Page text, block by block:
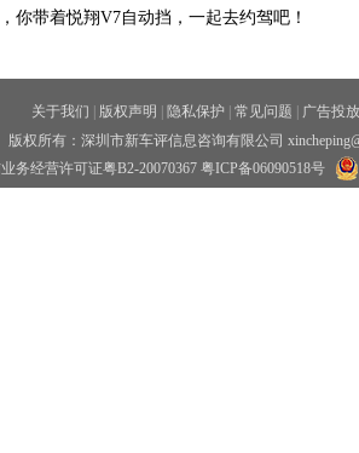
关于我们 版权声明 隐私保护 常见问题
广告投放
版权所有：深圳市新车评信息咨询有限公司
务经营许可证粤B2-20070367 粤ICP备06090518号